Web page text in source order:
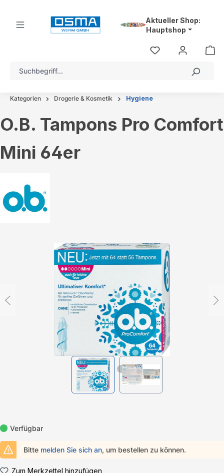
Aktueller Shop:
Hauptshop
Kategorien Drogerie & Kosmetik Hygiene
O.B. Tampons Pro Comfort
Mini 64er
Bildergalerie überspringen
Verfügbar
Bitte melden Sie sich an, um bestellen zu können.
Zum Merkzettel hinzufügen